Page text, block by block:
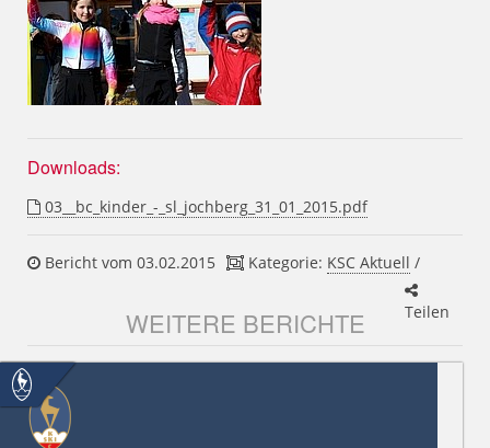
Downloads:
03__bc_kinder_-_sl_jochberg_31_01_2015.pdf
Bericht vom 03.02.2015 Kategorie: KSC Aktuell /
Teilen
WEITERE BERICHTE